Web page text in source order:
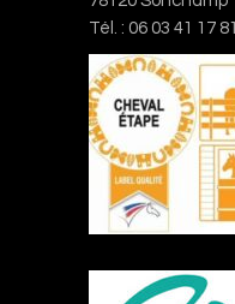
Tél. : 06 03 41 17 81